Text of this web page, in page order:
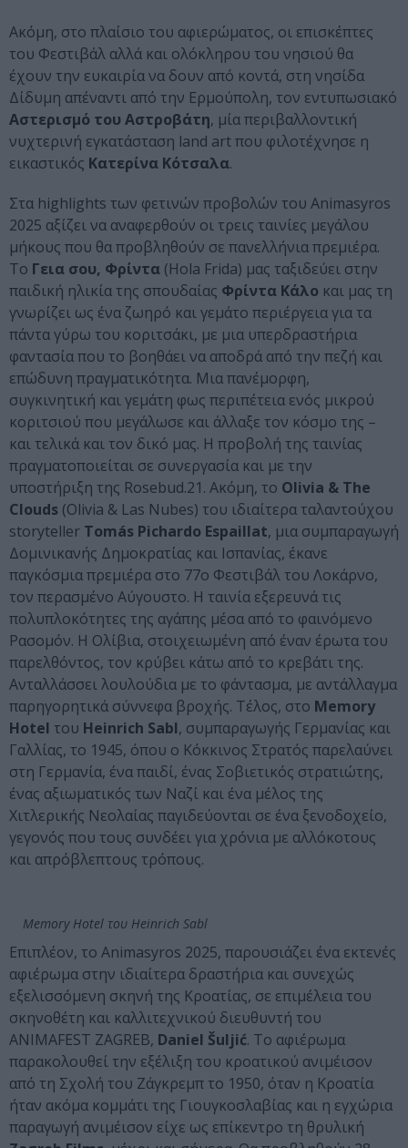
Ακόμη, στο πλαίσιο του αφιερώματος, οι επισκέπτες
του Φεστιβάλ αλλά και ολόκληρου του νησιού θα
έχουν την ευκαιρία να δουν από κοντά, στη νησίδα
Δίδυμη απέναντι από την Ερμούπολη, τον εντυπωσιακό
Αστερισμό του Αστροβάτη, μία περιβαλλοντική
νυχτερινή εγκατάσταση land art που φιλοτέχνησε η
εικαστικός Κατερίνα Κότσαλα.
Στα highlights των φετινών προβολών του Animasyros
2025 αξίζει να αναφερθούν οι τρεις ταινίες μεγάλου
μήκους που θα προβληθούν σε πανελλήνια πρεμιέρα.
Το Γεια σου, Φρίντα (Hola Frida) μας ταξιδεύει στην
παιδική ηλικία της σπουδαίας Φρίντα Κάλο και μας τη
γνωρίζει ως ένα ζωηρό και γεμάτο περιέργεια για τα
πάντα γύρω του κοριτσάκι, με μια υπερδραστήρια
φαντασία που το βοηθάει να αποδρά από την πεζή και
επώδυνη πραγματικότητα. Μια πανέμορφη,
συγκινητική και γεμάτη φως περιπέτεια ενός μικρού
κοριτσιού που μεγάλωσε και άλλαξε τον κόσμο της –
και τελικά και τον δικό μας. Η προβολή της ταινίας
πραγματοποιείται σε συνεργασία και με την
υποστήριξη της Rosebud.21. Ακόμη, το Olivia & The
Clouds (Olivia & Las Nubes) του ιδιαίτερα ταλαντούχου
storyteller Tomás Pichardo Espaillat, μια συμπαραγωγή
Δομινικανής Δημοκρατίας και Ισπανίας, έκανε
παγκόσμια πρεμιέρα στο 77ο Φεστιβάλ του Λοκάρνο,
τον περασμένο Αύγουστο. Η ταινία εξερευνά τις
πολυπλοκότητες της αγάπης μέσα από το φαινόμενο
Ρασομόν. Η Ολίβια, στοιχειωμένη από έναν έρωτα του
παρελθόντος, τον κρύβει κάτω από το κρεβάτι της.
Ανταλλάσσει λουλούδια με το φάντασμα, με αντάλλαγμα
παρηγορητικά σύννεφα βροχής. Τέλος, στο Memory
Hotel του Heinrich Sabl, συμπαραγωγής Γερμανίας και
Γαλλίας, το 1945, όπου ο Κόκκινος Στρατός παρελαύνει
στη Γερμανία, ένα παιδί, ένας Σοβιετικός στρατιώτης,
ένας αξιωματικός των Ναζί και ένα μέλος της
Χιτλερικής Νεολαίας παγιδεύονται σε ένα ξενοδοχείο,
γεγονός που τους συνδέει για χρόνια με αλλόκοτους
και απρόβλεπτους τρόπους.
Memory Hotel του Heinrich Sabl
Επιπλέον, το Animasyros 2025, παρουσιάζει ένα εκτενές
αφιέρωμα στην ιδιαίτερα δραστήρια και συνεχώς
εξελισσόμενη σκηνή της Κροατίας, σε επιμέλεια του
σκηνοθέτη και καλλιτεχνικού διευθυντή του
ANIMAFEST ZAGREB, Daniel Šuljić. Το αφιέρωμα
παρακολουθεί την εξέλιξη του κροατικού ανιμέισον
από τη Σχολή του Ζάγκρεμπ το 1950, όταν η Κροατία
ήταν ακόμα κομμάτι της Γιουγκοσλαβίας και η εγχώρια
παραγωγή ανιμέισον είχε ως επίκεντρο τη θρυλική